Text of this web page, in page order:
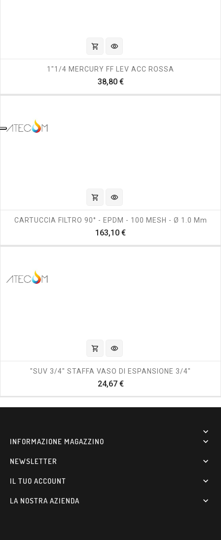
shopping_cart visibility
1"1/4 MERCURY FF LEV ACC ROSSA
38,80 €Prezzo
shopping_cart visibility
CARTUCCIA FILTRO 90° - EPDM - 100 MESH - Ø 1.0 Mm
163,10 €Prezzo
shopping_cart visibility
"SUV 3/4" STAFFA VASO DI ESPANSIONE 3/4"
24,67 €Prezzo

INFORMAZIONE MAGAZZINO 
NEWSLETTER 
IL TUO ACCOUNT 
LA NOSTRA AZIENDA 